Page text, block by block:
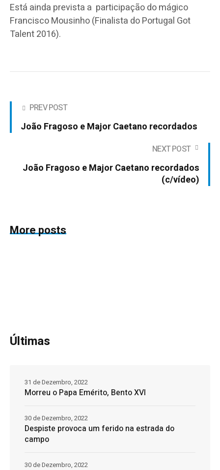
Está ainda prevista a participação do mágico
Francisco Mousinho (Finalista do Portugal Got
Talent 2016).
PREV POST
João Fragoso e Major Caetano recordados
NEXT POST
João Fragoso e Major Caetano recordados
(c/vídeo)
More posts
Últimas
Morreu o Papa Emérito, Bento XVI
31 de Dezembro, 2022
Despiste provoca um ferido na estrada do
campo
30 de Dezembro, 2022
30 de Dezembro, 2022